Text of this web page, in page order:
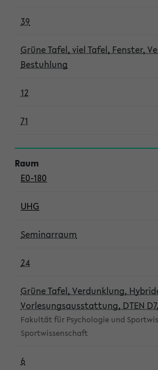
39
Grüne Tafel, viel Tafel, Fenster,
Bestuhlung
12
71
E0-180
UHG
Seminarraum
24
Grüne Tafel, Verdunklung,
Vorlesungsausstattung, DTEN
Fakultät für Psychologie und
Sportwissenschaft
6